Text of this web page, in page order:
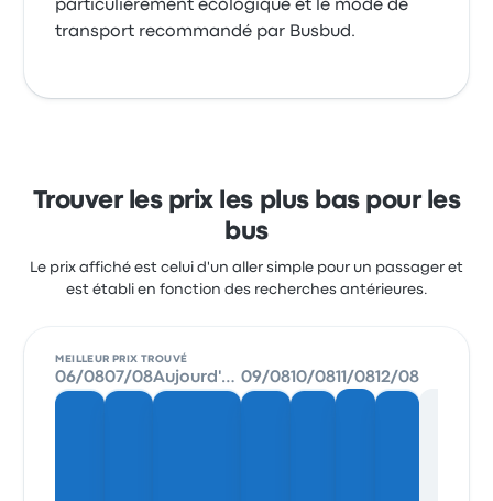
particulièrement écologique et le mode de
transport recommandé par Busbud.
Trouver les prix les plus bas pour les
bus
Le prix affiché est celui d'un aller simple pour un passager et
est établi en fonction des recherches antérieures.
MEILLEUR PRIX TROUVÉ
06/0807/08 Aujourd'hui 09/0810/0811/0812/08